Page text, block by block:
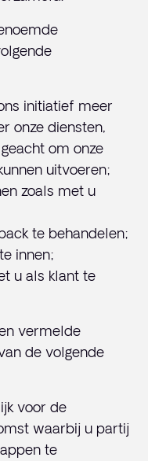
initiatief meer
onze diensten,
om onze
uitvoeren;
zoals met u
te behandelen;
innen;
u als klant te
vermelde
de volgende
voor de
waarbij u partij
te